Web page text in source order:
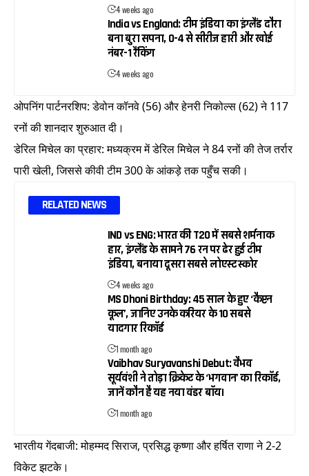
4 weeks ago
India vs England: टीम इंडिया का इंग्लैंड दौरा
बना बुरा सपना, 0-4 से सीरीज हारी और खोई
नंबर-1 रैंकिंग
4 weeks ago
ओपनिंग पार्टनरशिप: डेवोन कॉनवे (56) और हेनरी निकोल्स (62) ने 117
रनों की शानदार शुरुआत दी।
डेरिल मिचेल का प्रहार: मध्यक्रम में डेरिल मिचेल ने 84 रनों की तेज तर्रार
पारी खेली, जिससे कीवी टीम 300 के आंकड़े तक पहुँच सकी।
RELATED NEWS
IND vs ENG: भारत की T20 में सबसे शर्मनाक
हार, इंग्लैंड के सामने 76 रन पर ढेर हुई टीम
इंडिया, बनाया दूसरा सबसे लोएस्ट स्कोर
4 weeks ago
MS Dhoni Birthday: 45 साल के हुए ‘कैप्टन
कूल’, जानिए उनके करियर के 10 सबसे
यादगार रिकॉर्ड
1 month ago
Vaibhav Suryavanshi Debut: वैभव
सूर्यवंशी ने तोड़ा क्रिकेट के ‘भगवान’ का रिकॉर्ड,
जानें कौन है यह नया वंडर बॉय।
1 month ago
भारतीय गेंदबाजी: मोहम्मद सिराज, प्रसिद्ध कृष्णा और हर्षित राणा ने 2-2
विकेट झटके।